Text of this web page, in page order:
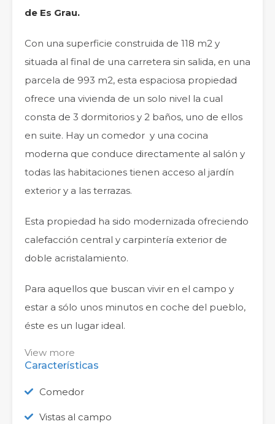
de Es Grau.
Con una superficie construida de 118 m2 y
situada al final de una carretera sin salida, en una
parcela de 993 m2, esta espaciosa propiedad
ofrece una vivienda de un solo nivel la cual
consta de 3 dormitorios y 2 baños, uno de ellos
en suite. Hay un comedor y una cocina
moderna que conduce directamente al salón y
todas las habitaciones tienen acceso al jardín
exterior y a las terrazas.
Esta propiedad ha sido modernizada ofreciendo
calefacción central y carpintería exterior de
doble acristalamiento.
Para aquellos que buscan vivir en el campo y
estar a sólo unos minutos en coche del pueblo,
éste es un lugar ideal.
View more
Características
Comedor
Vistas al campo